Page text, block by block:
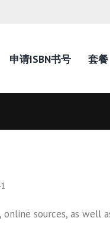
申请ISBN书号 套餐
sources, as well